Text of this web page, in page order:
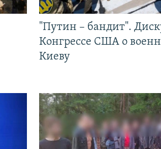
"Путин – бандит".
Конгрессе США о
Киеву